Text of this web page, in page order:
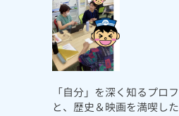
「自分」を深く知るプロ
と、歴史＆映画を満喫し